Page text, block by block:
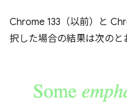
Chrome 133（以前）と
択した場合の結果は次のと